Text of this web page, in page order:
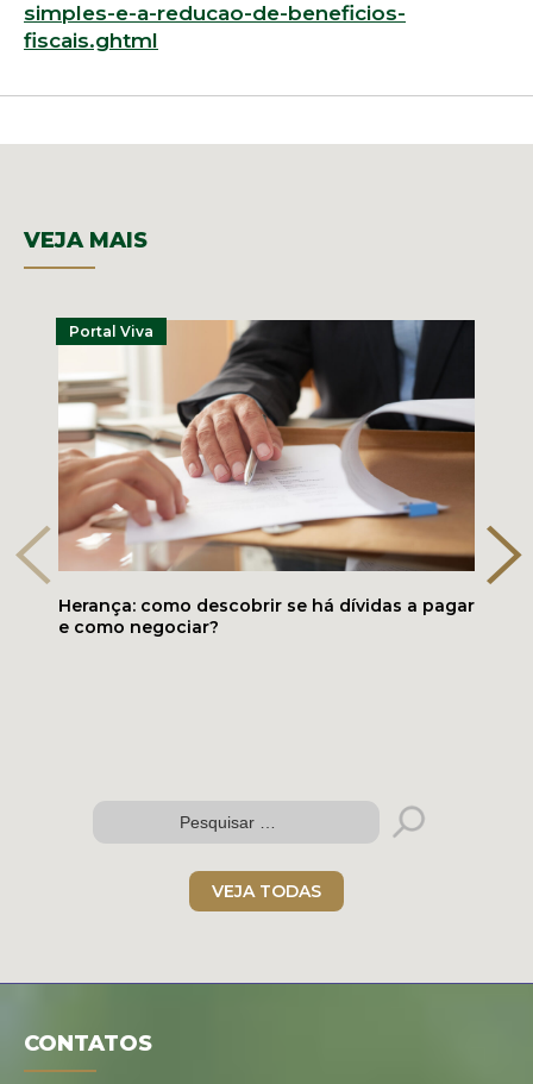
simples-e-a-reducao-de-beneficios-
fiscais.ghtml
VEJA MAIS
Portal Viva
Herança: como descobrir se há dívidas a pagar
e como negociar?
VEJA TODAS
CONTATOS